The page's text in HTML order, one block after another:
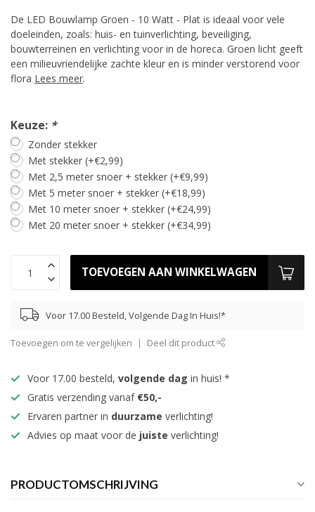
De LED Bouwlamp Groen - 10 Watt - Plat is ideaal voor vele
doeleinden, zoals: huis- en tuinverlichting, beveiliging,
bouwterreinen en verlichting voor in de horeca. Groen licht geeft
een milieuvriendelijke zachte kleur en is minder verstorend voor
flora Lees meer.
Keuze: *
Zonder stekker
Met stekker (+€2,99)
Met 2,5 meter snoer + stekker (+€9,99)
Met 5 meter snoer + stekker (+€18,99)
Met 10 meter snoer + stekker (+€24,99)
Met 20 meter snoer + stekker (+€34,99)
TOEVOEGEN AAN WINKELWAGEN
Voor 17.00 Besteld, Volgende Dag In Huis!*
Toevoegen om te vergelijken Deel dit product
Voor 17.00 besteld, volgende dag in huis! *
Gratis verzending vanaf €50,-
Ervaren partner in duurzame verlichting!
Advies op maat voor de juiste verlichting!
PRODUCTOMSCHRIJVING